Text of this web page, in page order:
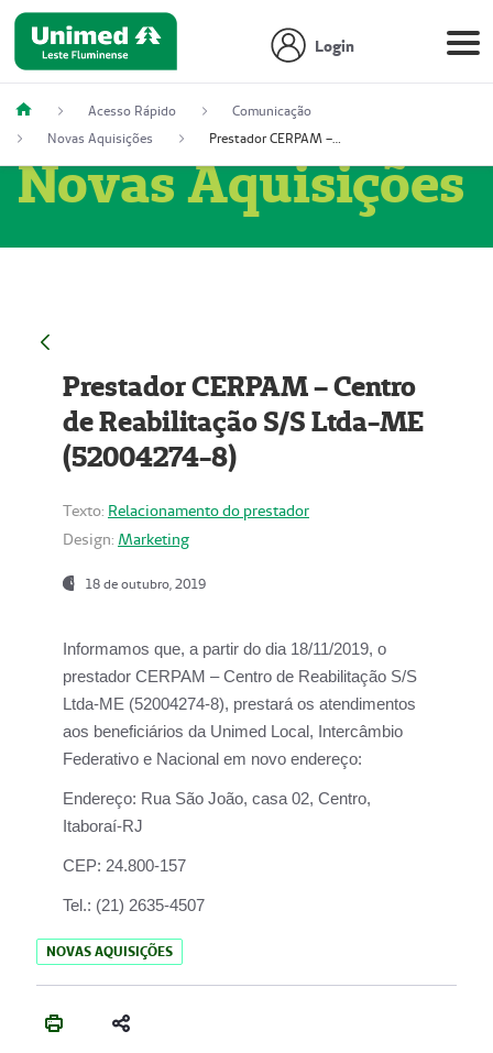
Login
Acesso Rápido
Comunicação
Novas Aquisições
Prestador CERPAM – Centro de Reabilitação S/S Ltda-ME (52004274-8)
Novas Aquisições
Prestador CERPAM – Centro
de Reabilitação S/S Ltda-ME
(52004274-8)
Texto: Relacionamento do prestador
Design: Marketing
18 de outubro, 2019
Informamos que, a partir do dia 18/11/2019, o
prestador CERPAM – Centro de Reabilitação S/S
Ltda-ME (52004274-8), prestará os atendimentos
aos beneficiários da Unimed Local, Intercâmbio
Federativo e Nacional em novo endereço:
Endereço: Rua São João, casa 02, Centro,
Itaboraí-RJ
CEP: 24.800-157
Tel.: (21) 2635-4507
NOVAS AQUISIÇÕES